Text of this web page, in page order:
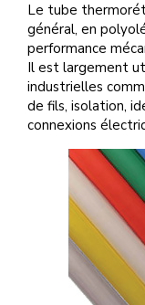
Le tube
général, en
performance
Il est largement
industrielles
de fils, isolation,
connexions